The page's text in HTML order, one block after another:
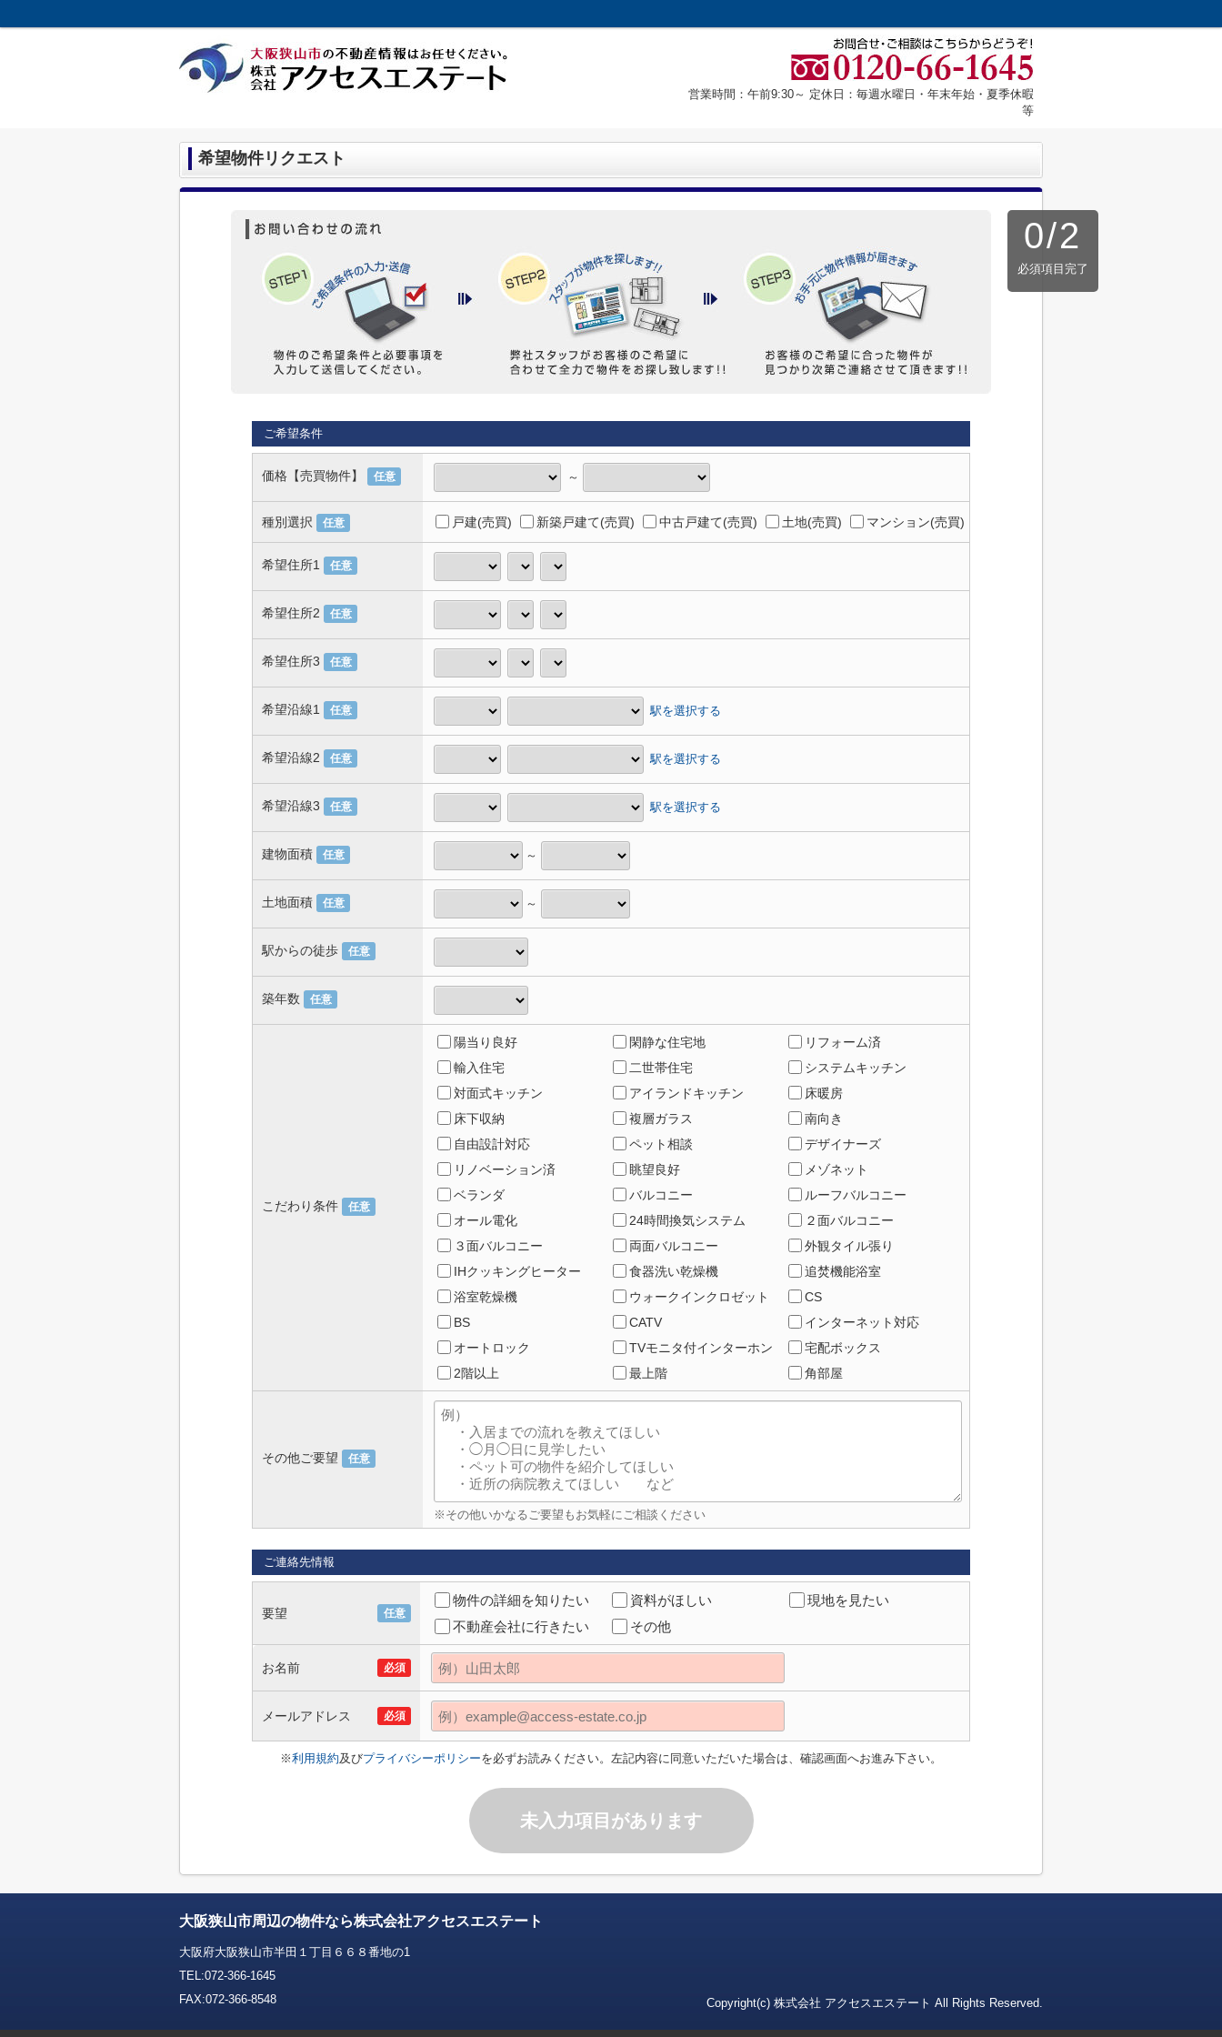
営業時間：午前9:30～ 定休日：毎週水曜日・年末年始・夏季休暇
等
希望物件リクエスト
0/2
必須項目完了
ご希望条件
価格【売買物件】 任意 ～
種別選択 任意 戸建(売買) 新築戸建て(売買) 中古戸建て(売買) 土地(売買) マンション(売買)
希望住所1 任意
希望住所2 任意
希望住所3 任意
希望沿線1 任意 駅を選択する
希望沿線2 任意 駅を選択する
希望沿線3 任意 駅を選択する
建物面積 任意 ～
土地面積 任意 ～
駅からの徒歩 任意
築年数 任意
こだわり条件 任意
陽当り良好 閑静な住宅地
リフォーム済
輸入住宅
二世帯住宅
システムキッチン
対面式キッチン
アイランドキッチン
床暖房
床下収納
複層ガラス
南向き
自由設計対応
ペット相談
デザイナーズ
リノベーション済
眺望良好
メゾネット
ベランダ
バルコニー
ルーフバルコニー
オール電化
24時間換気システム
２面バルコニー
３面バルコニー
両面バルコニー
外観タイル張り
IHクッキングヒーター
食器洗い乾燥機
追焚機能浴室
浴室乾燥機
ウォークインクロゼット
CS
BS
CATV
インターネット対応
オートロック
TVモニタ付インターホン
宅配ボックス
2階以上
最上階 角部屋
その他ご要望 任意
※その他いかなるご要望もお気軽にご相談ください
ご連絡先情報
要望 任意
物件の詳細を知りたい 資料がほしい
現地を見たい
不動産会社に行きたい
その他
お名前 必須
メールアドレス 必須
※利用規約及びプライバシーポリシーを必ずお読みください。左記内容に同意いただいた場合は、確認画面へお進み下さい。
未入力項目があります
大阪狭山市周辺の物件なら株式会社アクセスエステート
大阪府大阪狭山市半田１丁目６６８番地の1
TEL:072-366-1645
FAX:072-366-8548
Copyright(c) 株式会社 アクセスエステート All Rights Reserved.